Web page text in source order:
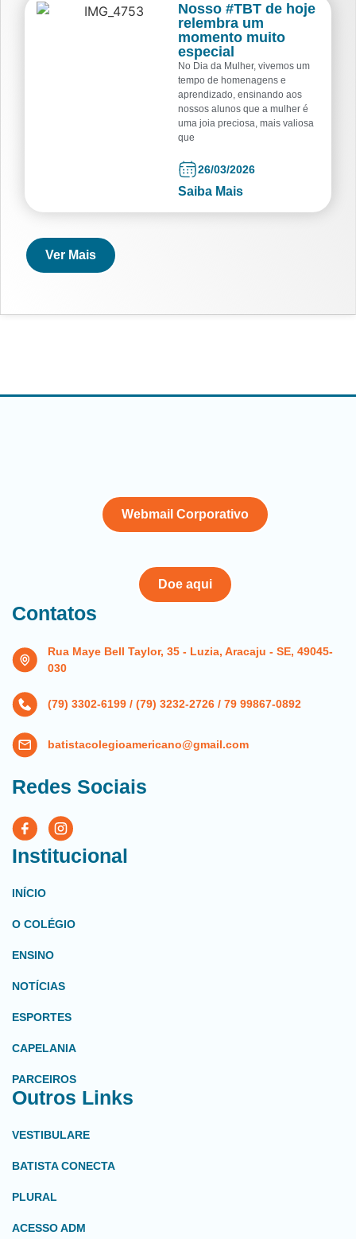
Nosso #TBT de hoje
relembra um
momento muito
especial
No Dia da Mulher, vivemos um
tempo de homenagens e
aprendizado, ensinando aos
nossos alunos que a mulher é
uma joia preciosa, mais valiosa
que
26/03/2026
Saiba Mais
Ver Mais
Webmail Corporativo
Doe aqui
Contatos
Rua Maye Bell Taylor, 35 - Luzia, Aracaju - SE, 49045-
030
(79) 3302-6199 / (79) 3232-2726 / 79 99867-0892
batistacolegioamericano@gmail.com
Redes Sociais
Institucional
INÍCIO
O COLÉGIO
ENSINO
NOTÍCIAS
ESPORTES
CAPELANIA
PARCEIROS
Outros Links
VESTIBULARE
BATISTA CONECTA
PLURAL
ACESSO ADM